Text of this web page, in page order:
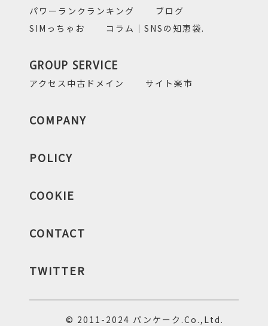
パワーランクランキング
ブログ
SIMっちゃお
コラム｜SNSの知恵袋.
GROUP SERVICE
アクセス中古ドメイン サイト楽市
COMPANY
POLICY
COOKIE
CONTACT
TWITTER
© 2011-2024 パンケーク.Co.,Ltd.